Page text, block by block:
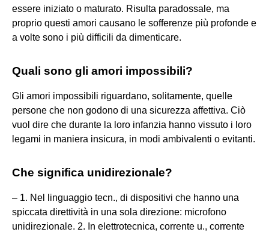
essere iniziato o maturato. Risulta paradossale, ma
proprio questi amori causano le sofferenze più profonde e
a volte sono i più difficili da dimenticare.
Quali sono gli amori impossibili?
Gli amori impossibili riguardano, solitamente, quelle
persone che non godono di una sicurezza affettiva. Ciò
vuol dire che durante la loro infanzia hanno vissuto i loro
legami in maniera insicura, in modi ambivalenti o evitanti.
Che significa unidirezionale?
– 1. Nel linguaggio tecn., di dispositivi che hanno una
spiccata direttività in una sola direzione: microfono
unidirezionale. 2. In elettrotecnica, corrente u., corrente